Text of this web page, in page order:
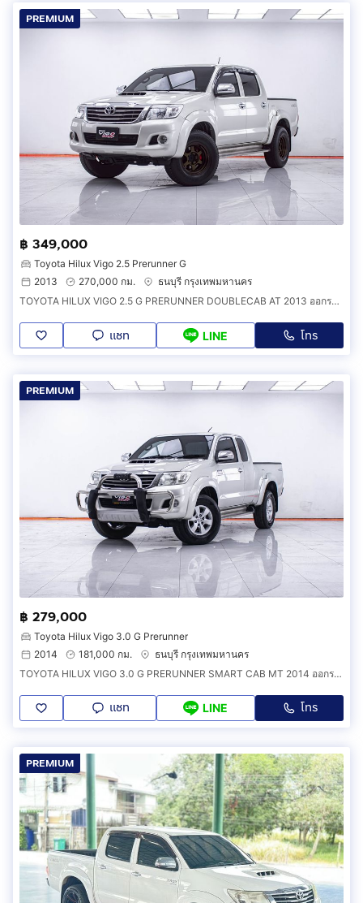
PREMIUM
฿ 349,000
Toyota Hilux Vigo 2.5 Prerunner G
2013
270,000 กม.
ธนบุรี กรุงเทพมหานคร
TOYOTA HILUX VIGO 2.5 G PRERUNNER DOUBLECAB AT 2013 ออกรถ 0 บาท จัดได้ 369,000 บ. รหัสรถ 1F212
แชท LINE โทร
PREMIUM
฿ 279,000
Toyota Hilux Vigo 3.0 G Prerunner
2014
181,000 กม.
ธนบุรี กรุงเทพมหานคร
TOYOTA HILUX VIGO 3.0 G PRERUNNER SMART CAB MT 2014 ออกรถ 0 บาท จัดได้ 299,000 บ. รหัสรถ 1F735
แชท LINE โทร
PREMIUM